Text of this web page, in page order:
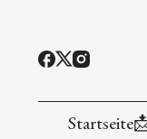
Startseite